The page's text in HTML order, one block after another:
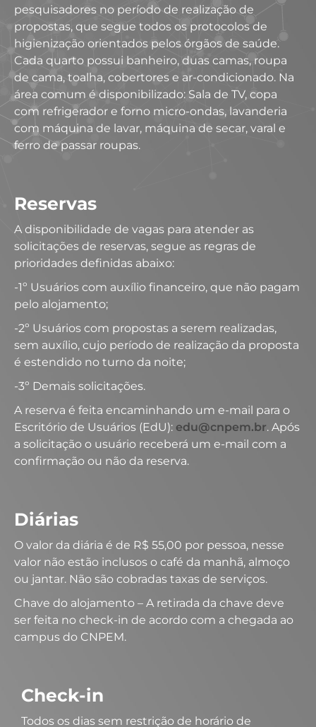
pesquisadores no período de realização de
propostas, que segue todos os protocolos de
higienização orientados pelos órgãos de saúde.
Cada quarto possui banheiro, duas camas, roupa
de cama, toalha, cobertores e ar-condicionado. Na
área comum é disponibilizado: Sala de TV, copa
com refrigerador e forno micro-ondas, lavanderia
com máquina de lavar, máquina de secar, varal e
ferro de passar roupas.
Reservas
A disponibilidade de vagas para atender as
solicitações de reservas, segue as regras de
prioridades definidas abaixo:
-1º Usuários com auxílio financeiro, que não pagam
pelo alojamento;
-2º Usuários com propostas a serem realizadas,
sem auxílio, cujo período de realização da proposta
é estendido no turno da noite;
-3º Demais solicitações.
A reserva é feita encaminhando um e-mail para o
Escritório de Usuários (EdU): edu@cnpem.br. Após
a solicitação o usuário receberá um e-mail com a
confirmação ou não da reserva.
Diárias
O valor da diária é de R$ 55,00 por pessoa, nesse
valor não estão inclusos o café da manhã, almoço
ou jantar. Não são cobradas taxas de serviços.
Chave do alojamento – A retirada da chave deve
ser feita no check-in de acordo com a chegada ao
campus do CNPEM.
Check-in
Todos os dias sem restrição de horário de